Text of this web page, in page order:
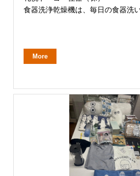
食器洗浄乾燥機は、毎日の食器洗
More